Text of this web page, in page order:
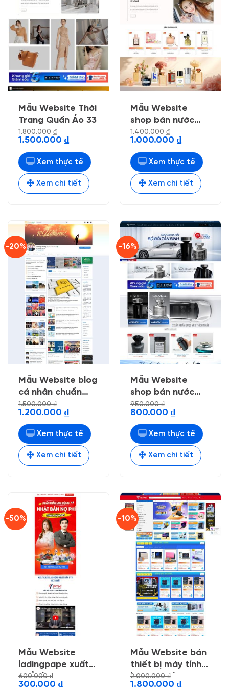
Mẫu Website Thời
Trang Quần Áo 33
1.800.000₫
Giá
là:
1.800.000 ₫.
1.500.000 ₫Giá
hiện
tại
là:
1.500.000 ₫.
Xem thực tế
Xem chi tiết
Mẫu Website
shop bán nước
hoa
1.400.000₫
Giá
là:
1.400.000 ₫.
1.000.000 ₫Giá
hiện
tại
là:
1.000.000 ₫.
Xem thực tế
Xem chi tiết
-20%
Mẫu Website blog
cá nhân chuẩn
đẹp
1.500.000₫
Giá
gốc
là:
1.500.000 ₫.
1.200.000 ₫Giá
hiện
tại
là:
1.200.000 ₫.
Xem thực tế
Xem chi tiết
-16%
Mẫu Website
shop bán nước
hoa ô tô
950.000₫
Giá
gốc
là:
950.000 ₫.
800.000 ₫Giá
hiện
tại
là:
800.000 ₫.
Xem thực tế
Xem chi tiết
-50%
Mẫu Website
ladingpape xuất
khẩu lao động
600.000₫
Giá
300.000 ₫Giá
-10%
Mẫu Website bán
thiết bị máy tính
laptop giống
2.000.000₫
Giá
1.800.000 ₫Giá